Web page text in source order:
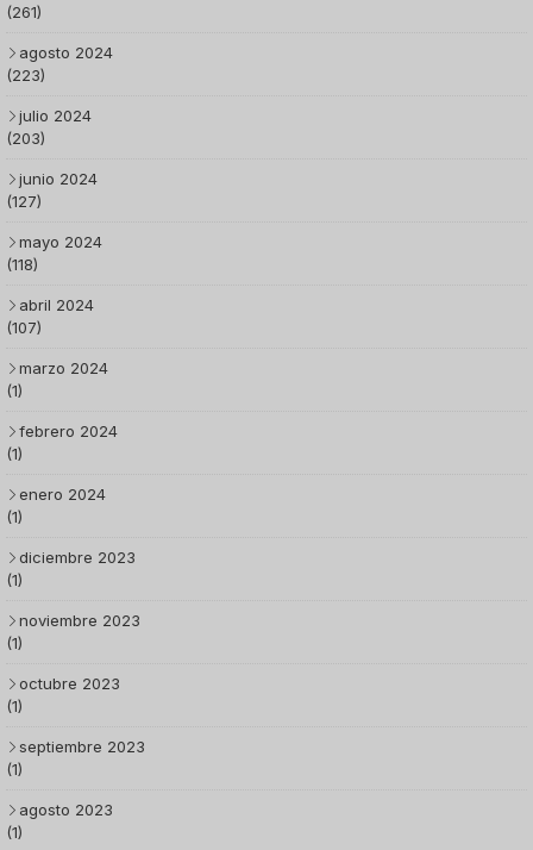
(261)
agosto 2024
(223)
julio 2024
(203)
junio 2024
(127)
mayo 2024
(118)
abril 2024
(107)
marzo 2024
(1)
febrero 2024
(1)
enero 2024
(1)
diciembre 2023
(1)
noviembre 2023
(1)
octubre 2023
(1)
septiembre 2023
(1)
agosto 2023
(1)